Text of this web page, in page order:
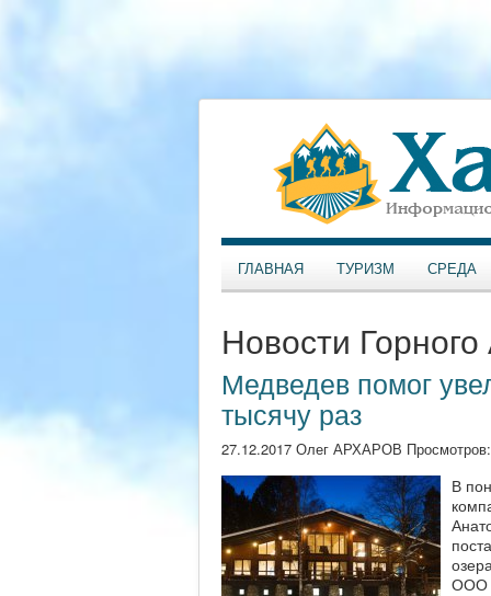
ГЛАВНАЯ ТУРИЗМ СРЕДА
Новости
Медведев помог
тысячу раз
27.12.2017 Олег АРХАРОВ
В
ООО